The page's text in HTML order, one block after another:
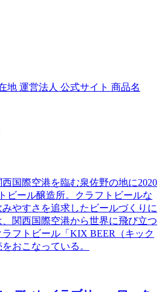
地 運営法人 公式サイト 商品名
国際空港を臨む泉佐野の地に2020
ビール醸造所。クラフトビールな
やすさを追求したビールづくりに
関西国際空港から世界に飛び立つ
フトビール「KIX BEER（キック
おこなっている。